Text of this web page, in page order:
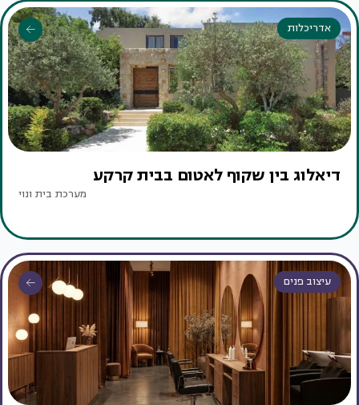
אדריכלות
דיאלוג בין שקוף לאטום בבית קרקע
מערכת בית ונוי
עיצוב פנים